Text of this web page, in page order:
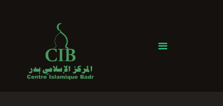
Centre Islamique Badr
Accueil
À propos